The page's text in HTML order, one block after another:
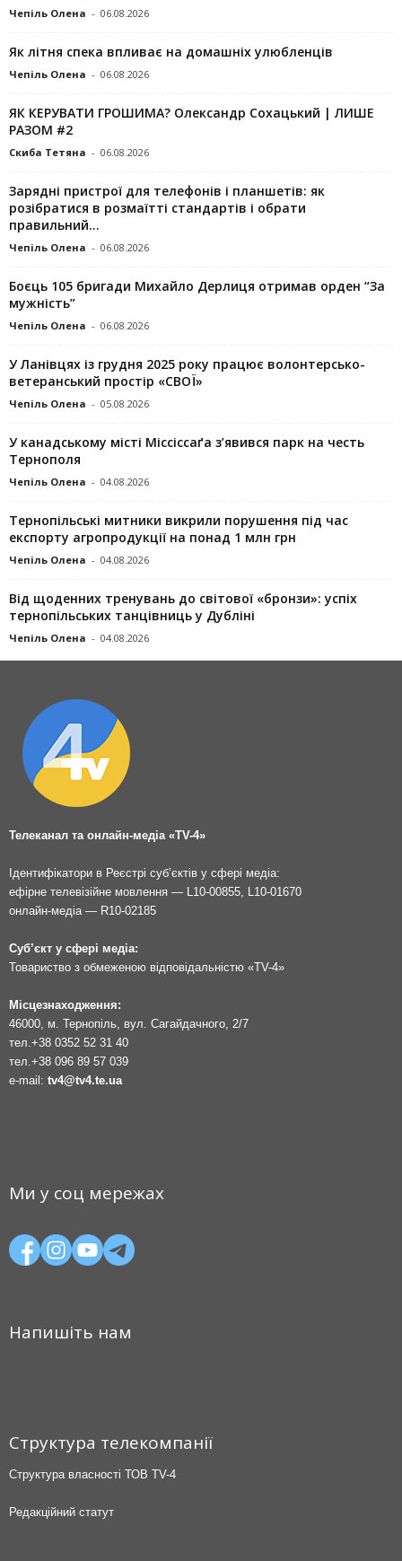
Чепіль Олена - 06.08.2026
Як літня спека впливає на домашніх улюбленців
Чепіль Олена - 06.08.2026
ЯК КЕРУВАТИ ГРОШИМА? Олександр Сохацький | ЛИШЕ
РАЗОМ #2
Скиба Тетяна - 06.08.2026
Зарядні пристрої для телефонів і планшетів: як
розібратися в розмаїтті стандартів і обрати
правильний...
Чепіль Олена - 06.08.2026
Боєць 105 бригади Михайло Дерлиця отримав орден “За
мужність”
Чепіль Олена - 06.08.2026
У Ланівцях із грудня 2025 року працює волонтерсько-
ветеранський простір «СВОЇ»
Чепіль Олена - 05.08.2026
У канадському місті Міссіссаґа з’явився парк на честь
Тернополя
Чепіль Олена - 04.08.2026
Тернопільські митники викрили порушення під час
експорту агропродукції на понад 1 млн грн
Чепіль Олена - 04.08.2026
Від щоденних тренувань до світової «бронзи»: успіх
тернопільських танцівниць у Дубліні
Чепіль Олена - 04.08.2026
Телеканал та онлайн-медіа «TV-4»
Ідентифікатори в Реєстрі суб’єктів у сфері медіа:
ефірне телевізійне мовлення — L10-00855, L10-01670
онлайн-медіа — R10-02185
Суб’єкт у сфері медіа:
Товариство з обмеженою відповідальністю «TV-4»
Місцезнаходження:
46000, м. Тернопіль, вул. Сагайдачного, 2/7
тел. +38 0352 52 31 40
тел. +38 096 89 57 039
e-mail: tv4@tv4.te.ua
Ми у соц мережах
Напишіть нам
Структура телекомпанії
Структура власності ТОВ TV-4
Редакційний статут